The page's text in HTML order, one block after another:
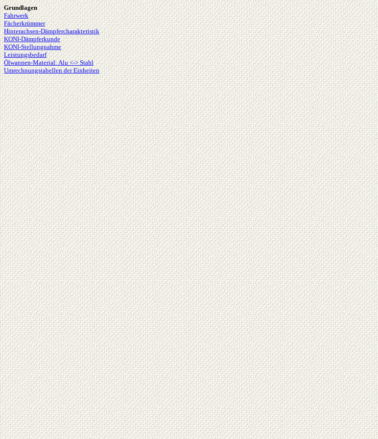
Grundlagen
Fahrwerk
Fächerkrümmer
Hinterachsen-Dämpfercharakteristik
KONI-Dämpferkunde
KONI-Stellungnahme
Leistungsbedarf
Ölwannen-Material: Alu <-> Stahl
Umrechnungstabellen der Einheiten